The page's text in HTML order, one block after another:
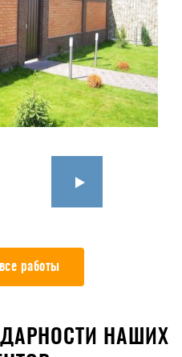
работы
НАШИХ